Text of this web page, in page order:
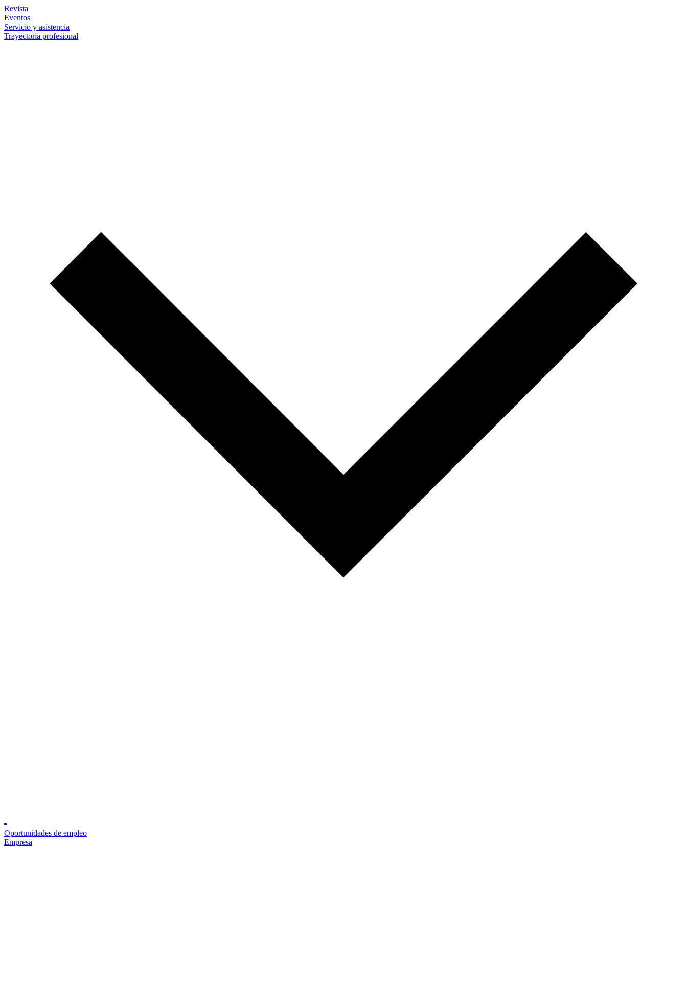
Revista
Eventos
Servicio y asistencia
Trayectoria profesional
Oportunidades de empleo
Empresa